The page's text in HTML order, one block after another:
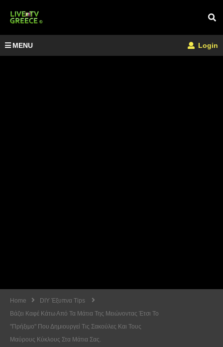
MENU Login
Home
DIY Έξυπνα Tips
Βάζει Καφέ Κάτω Από Τα Μάτια Της Μειώνοντας Έτσι Το
"πρήξιμο" Που Δημιουργεί Τις Σακούλες Και Τους
Μαύρους Κύκλους Στα Μάτια Σας.